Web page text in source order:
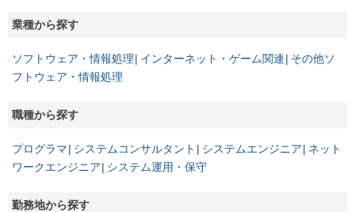
業種から探す
ソフトウェア・情報処理 インターネット・ゲーム関連
その他ソ
フトウェア・情報処理
職種から探す
プログラマ システムコンサルタント システムエンジニア
ネット
ワークエンジニア
システム運用・保守
勤務地から探す